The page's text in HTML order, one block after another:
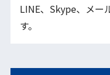
LINE、Skype、メー
す。